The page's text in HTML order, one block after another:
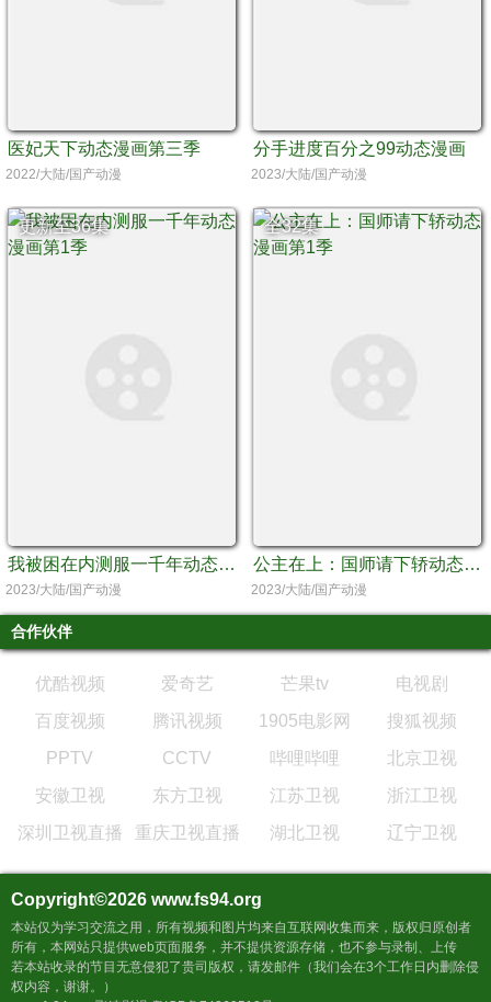
医妃天下动态漫画第三季
2022/大陆/国产动漫
分手进度百分之99动态漫画
2023/大陆/国产动漫
更新至36集
我被困在内测服一千年动态漫画第1季
2023/大陆/国产动漫
全32集
公主在上：国师请下轿动态漫画第1季
2023/大陆/国产动漫
合作伙伴
优酷视频 爱奇艺 芒果tv
电视剧
百度视频
腾讯视频 1905电影网
搜狐视频
PPTV
CCTV 哔哩哔哩
北京卫视
安徽卫视
东方卫视 江苏卫视
浙江卫视
深圳卫视直播
重庆卫视直播 湖北卫视 辽宁卫视
Copyright©2026 www.fs94.org
本站仅为学习交流之用，所有视频和图片均来自互联网收集而来，版权归原创者
所有，本网站只提供web页面服务，并不提供资源存储，也不参与录制、上传
若本站收录的节目无意侵犯了贵司版权，请发邮件（我们会在3个工作日内删除侵
权内容，谢谢。）